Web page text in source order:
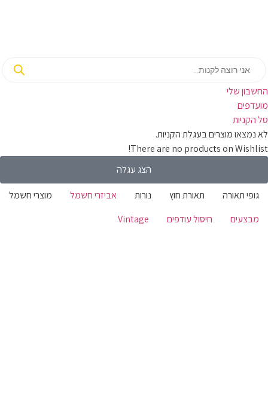
שלי‬
מוצרים בעגלת הקניות.
There are no products on
הצג עגלה
תאורה תאורת חוץ נורות אביזרי חשמל
מוצרי חשמל
חיסול עודפים Vintage